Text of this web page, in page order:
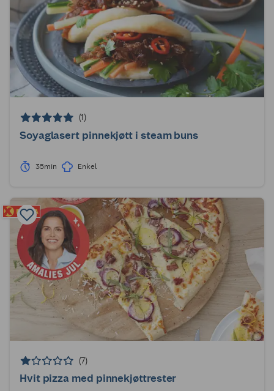
(1)
Soyaglasert pinnekjøtt i steam buns
35min Enkel
(7)
Hvit pizza med pinnekjøttrester